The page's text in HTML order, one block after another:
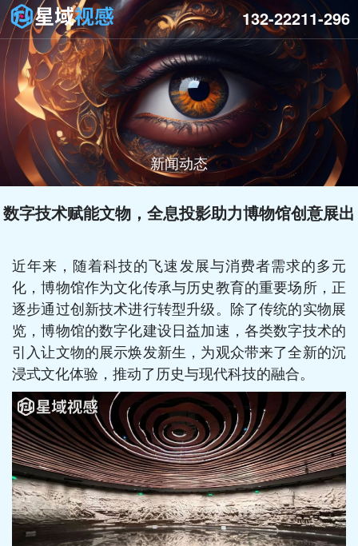
新闻动态
132-22211-296
数字技术赋能文物，全息投影助力博物馆创意展出
近年来，随着科技的飞速发展与消费者需求的多元
化，博物馆作为文化传承与历史教育的重要场所，正
逐步通过创新技术进行转型升级。除了传统的实物展
览，博物馆的数字化建设日益加速，各类数字技术的
引入让文物的展示焕发新生，为观众带来了全新的沉
浸式文化体验，推动了历史与现代科技的融合。